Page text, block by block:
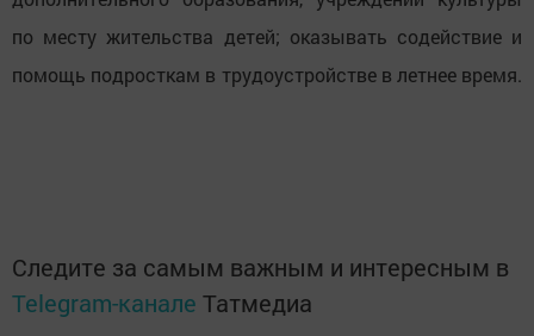
по месту жительства детей; оказывать содействие и
помощь подросткам в трудоустройстве в летнее время.
Следите за самым важным и интересным в
Telegram-канале Татмедиа